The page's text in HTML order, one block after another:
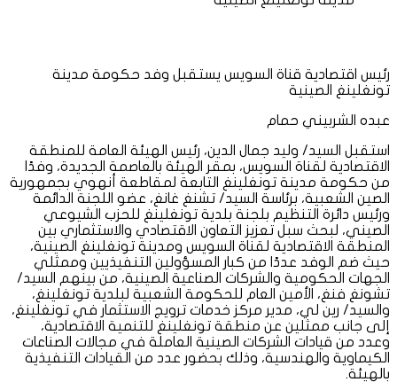
رئيس اقتصادية قناة السويس يستقبل وفد حكومة مدينة
تونغلينغ الصينية
عبده الشربيني حمام
استقبل السيد/ وليد جمال الدين، رئيس الهيئة العامة للمنطقة
الاقتصادية لقناة السويس، بمقر الهيئة بالعاصمة الجديدة، وفدًا
من حكومة مدينة تونغلينغ التابعة لمقاطعة أنهوي بجمهورية
الصين الشعبية، برئاسة السيد/ تشنغ غانغ، عضو اللجنة الدائمة
ورئيس دائرة التنظيم بلجنة بلدية تونغلينغ للحزب الشيوعي
الصيني، لبحث سبل تعزيز التعاون الاقتصادي والاستثماري بين
المنطقة الاقتصادية لقناة السويس ومدينة تونغلينغ الصينية،
حيث ضم الوفد عددًا من كبار المسؤولين التنفيذيين وممثلي
الجهات الحكومية والشركات الصناعية الصينية، من بينهم السيد/
تشونغ فنغ، الأمين العام للحكومة الشعبية لبلدية تونغلينغ،
والسيد/ رين لي، مدير مركز خدمات ترويج الاستثمار في تونغلينغ،
إلى جانب ممثلين عن منطقة تونغلينغ للتنمية الاقتصادية،
وعدد من قيادات الشركات الصينية العاملة في مجالات الصناعات
الكيماوية والهندسية، وذلك بحضور عدد من القيادات التنفيذية
بالهيئة.